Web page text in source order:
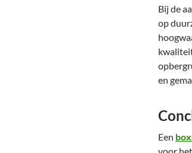
Bij de
op
en
Een